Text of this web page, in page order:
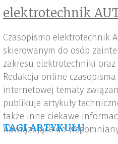
elektrotechnik
Czasopismo elektrotechnik
skierowanym do osób
zakresu elektrotechniki
Redakcja online
internetowej tematy
publikuje artykuły
także inne ciekawe
nawiązujące do
TAGI ARTYKUŁU